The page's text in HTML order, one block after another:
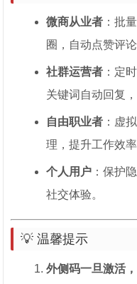
微商从业者 ：批
圈，自动点赞评
社群运营者 ：定
关键词自动回复
自由职业者 ：虚
理，提升工作效率
个人用户 ：保护
社交体验。
💡 温馨提示
外侧码一旦激活